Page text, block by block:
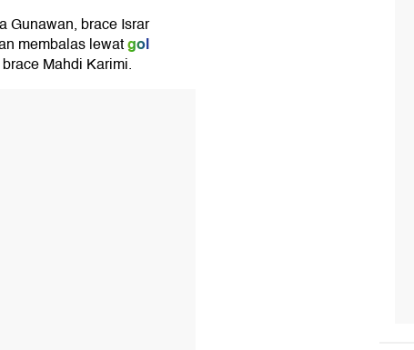
Gunawan, brace Israr
membalas lewatgol
Mahdi Karimi.